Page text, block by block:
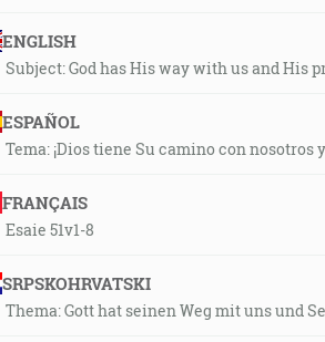
ENGLISH
Subject: God has His way with us and His
ESPAÑOL
Tema: ¡Dios tiene Su camino con nosotros
FRANÇAIS
Esaie 51v1-8
SRPSKOHRVATSKI
Thema: Gott hat seinen Weg mit uns und